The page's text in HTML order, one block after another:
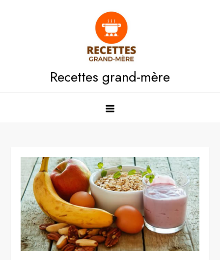
Recettes grand-mère